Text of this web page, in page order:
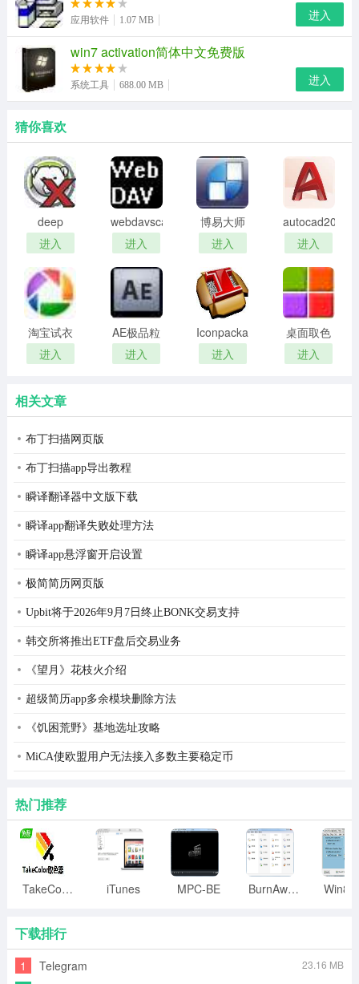
乐高虚拟积木玩法
乐高积木是由丹麦的奥利·柯克·克里斯琴森（Ole Kirk
Christiansen）发明的一种塑料积木，一头有凸粒，另一头
种不同的颜色，以红、黄、蓝、白、黑为主。它靠小朋友
自己动脑动手，可以拼插出变化无穷的造型，令人爱不释
于，被称为“魔术塑料积木”。
应用软件 1.07 MB 进入
win7 activation简体中文免费版
系统工具 688.00 MB 进入
猜你喜欢
deep
freeze
password
remover(冰
点还原密
码清除器)
进入
webdavscan
客户端
(web漏洞
扫描软件)
进入
博易大师
资管版
进入
autocad2002
迷你版
进入
淘宝试衣
服软件
进入
AE极品粒
子插件
(Trapcode
进入
Iconpackager
中文补丁
进入
桌面取色
工具
colorpix
进入
相关文章
布丁扫描网页版
布丁扫描app导出教程
瞬译翻译器中文版下载
瞬译app翻译失败处理方法
瞬译app悬浮窗开启设置
极简简历网页版
Upbit将于2026年9月7日终止BONK交易支持
韩交所将推出ETF盘后交易业务
《望月》花枝火介绍
超级简历app多余模块删除方法
《饥困荒野》基地选址攻略
MiCA使欧盟用户无法接入多数主要稳定币
热门推荐
TakeColor取色器 iTunes MPC-BE BurnAware
下载排行
1 Telegram 23.16 MB